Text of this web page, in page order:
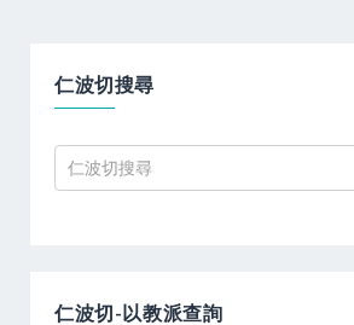
仁波切搜尋
仁波切-以教派查詢